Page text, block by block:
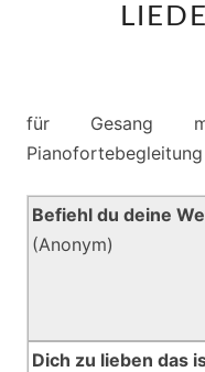
für Gesang
Pianofortebegleitung
Befiehl du deine
(Anonym)
Dich zu lieben das